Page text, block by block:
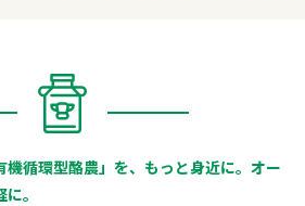
循環型酪農」を、もっと身近に。オー
。